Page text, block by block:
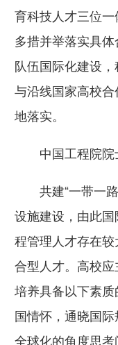
育科技人才三位一
多措并举落实具
队伍国际化建设
与沿线国家高校
地落实。
中国工程院院
共建“一带一
设施建设，由此
程管理人才存在
合型人才。高校应
培养具备以下素
国情怀，通晓国
全球化的角度思